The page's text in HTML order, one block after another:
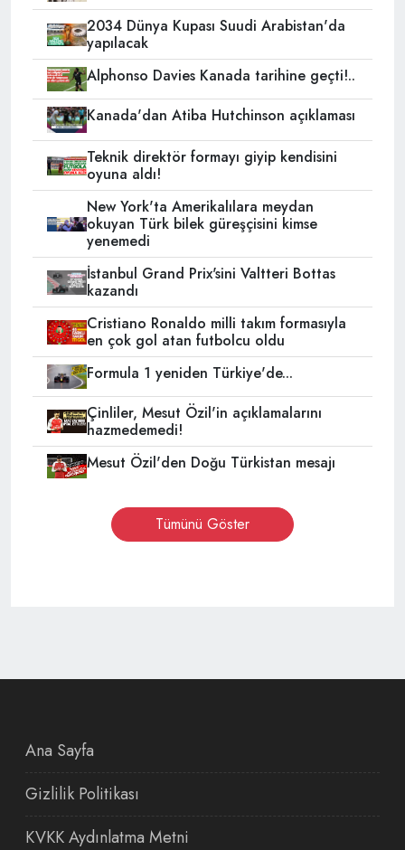
2034 Dünya Kupası Suudi Arabistan'da
yapılacak
Alphonso Davies Kanada tarihine geçti!..
Kanada'dan Atiba Hutchinson açıklaması
Teknik direktör formayı giyip kendisini
oyuna aldı!
New York'ta Amerikalılara meydan
okuyan Türk bilek güreşçisini kimse
yenemedi
İstanbul Grand Prix'sini Valtteri Bottas
kazandı
Cristiano Ronaldo milli takım formasıyla
en çok gol atan futbolcu oldu
Formula 1 yeniden Türkiye'de...
Çinliler, Mesut Özil'in açıklamalarını
hazmedemedi!
Mesut Özil'den Doğu Türkistan mesajı
Tümünü Göster
Ana Sayfa
Gizlilik Politikası
KVKK Aydınlatma Metni